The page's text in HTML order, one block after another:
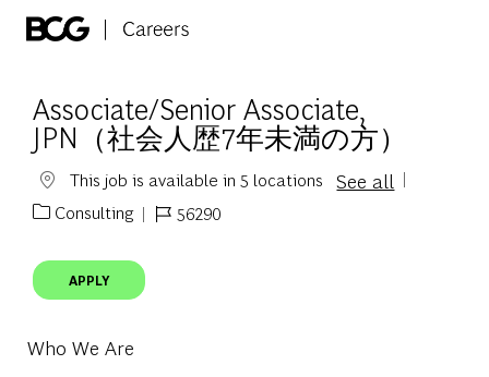
Associate/Senior Associate,
JPN（社会人歴7年未満の方）
This job is available in 5 locations See all
Category
Consulting
Job Id56290
APPLY
Who We Are